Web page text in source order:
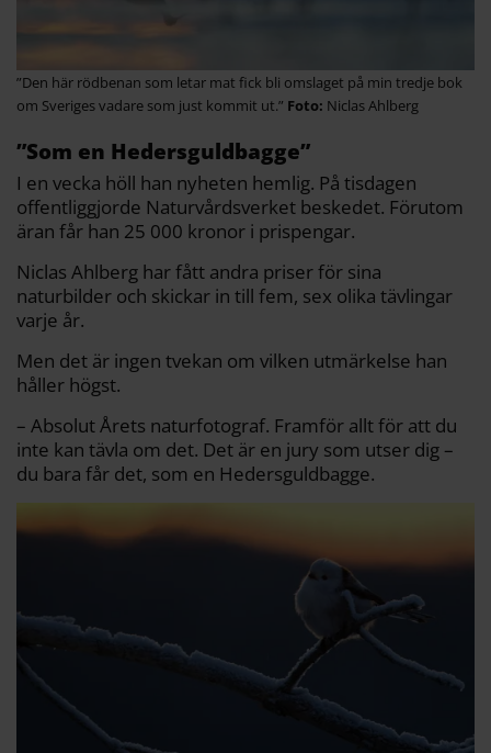
”Den här rödbenan som letar mat fick bli omslaget på min tredje bok
om Sveriges vadare som just kommit ut.”
Niclas Ahlberg
”Som en Hedersguldbagge”
I en vecka höll han nyheten hemlig. På tisdagen
offentliggjorde Naturvårdsverket beskedet. Förutom
äran får han 25 000 kronor i prispengar.
Niclas Ahlberg har fått andra priser för sina
naturbilder och skickar in till fem, sex olika tävlingar
varje år.
Men det är ingen tvekan om vilken utmärkelse han
håller högst.
– Absolut Årets naturfotograf. Framför allt för att du
inte kan tävla om det. Det är en jury som utser dig –
du bara får det, som en Hedersguldbagge.